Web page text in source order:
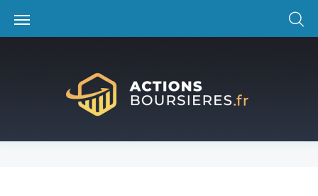
content